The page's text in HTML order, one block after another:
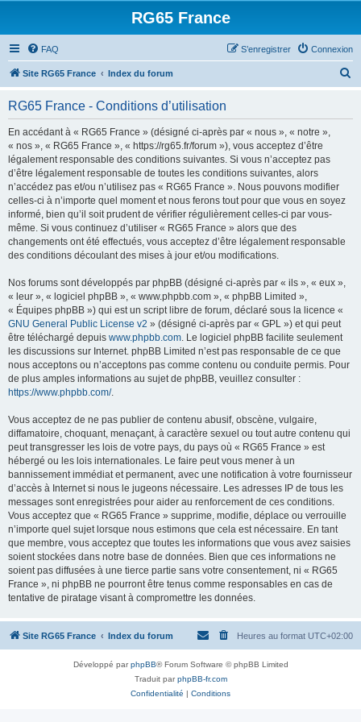
RG65 France
FAQ Connexion
S’enregistrer
Site RG65 France Index du forum
RG65 France - Conditions d’utilisation
En accédant à « RG65 France » (désigné ci-après par « nous », « notre »,
« nos », « RG65 France », « https://rg65.fr/forum »), vous acceptez d’être
légalement responsable des conditions suivantes. Si vous n’acceptez pas
d’être légalement responsable de toutes les conditions suivantes, alors
n’accédez pas et/ou n’utilisez pas « RG65 France ». Nous pouvons modifier
celles-ci à n’importe quel moment et nous ferons tout pour que vous en soyez
informé, bien qu’il soit prudent de vérifier régulièrement celles-ci par vous-
même. Si vous continuez d’utiliser « RG65 France » alors que des
changements ont été effectués, vous acceptez d’être légalement responsable
des conditions découlant des mises à jour et/ou modifications.
Nos forums sont développés par phpBB (désigné ci-après par « ils », « eux »,
« leur », « logiciel phpBB », « www.phpbb.com », « phpBB Limited »,
« Équipes phpBB ») qui est un script libre de forum, déclaré sous la licence «
GNU General Public License v2 » (désigné ci-après par « GPL ») et qui peut
être téléchargé depuis www.phpbb.com. Le logiciel phpBB facilite seulement
les discussions sur Internet. phpBB Limited n’est pas responsable de ce que
nous acceptons ou n’acceptons pas comme contenu ou conduite permis. Pour
de plus amples informations au sujet de phpBB, veuillez consulter :
https://www.phpbb.com/.
Vous acceptez de ne pas publier de contenu abusif, obscène, vulgaire,
diffamatoire, choquant, menaçant, à caractère sexuel ou tout autre contenu qui
peut transgresser les lois de votre pays, du pays où « RG65 France » est
hébergé ou les lois internationales. Le faire peut vous mener à un
bannissement immédiat et permanent, avec une notification à votre fournisseur
d’accès à Internet si nous le jugeons nécessaire. Les adresses IP de tous les
messages sont enregistrées pour aider au renforcement de ces conditions.
Vous acceptez que « RG65 France » supprime, modifie, déplace ou verrouille
n’importe quel sujet lorsque nous estimons que cela est nécessaire. En tant
que membre, vous acceptez que toutes les informations que vous avez saisies
soient stockées dans notre base de données. Bien que ces informations ne
soient pas diffusées à une tierce partie sans votre consentement, ni « RG65
France », ni phpBB ne pourront être tenus comme responsables en cas de
tentative de piratage visant à compromettre les données.
Site RG65 France Index du forum Heures au format UTC+02:00
Développé parphpBB® Forum Software © phpBB Limited
Traduit parphpBB-fr.com
Confidentialité | Conditions